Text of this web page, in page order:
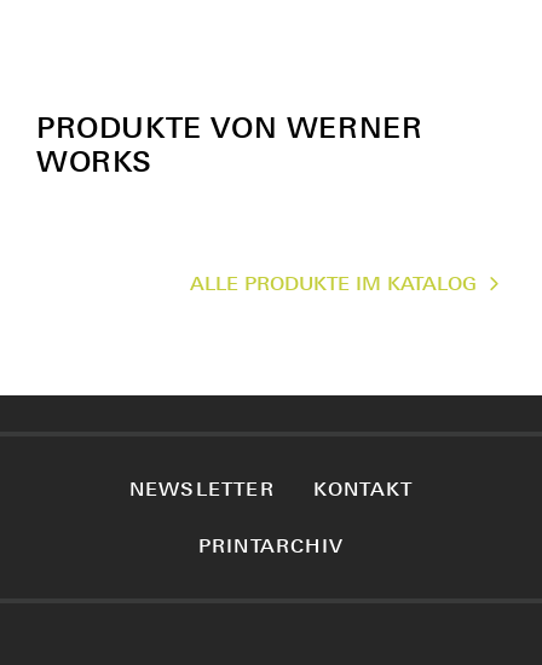
PRODUKTE VON WERNER
WORKS
ALLE PRODUKTE IM KATALOG
NEWSLETTER KONTAKT
PRINTARCHIV